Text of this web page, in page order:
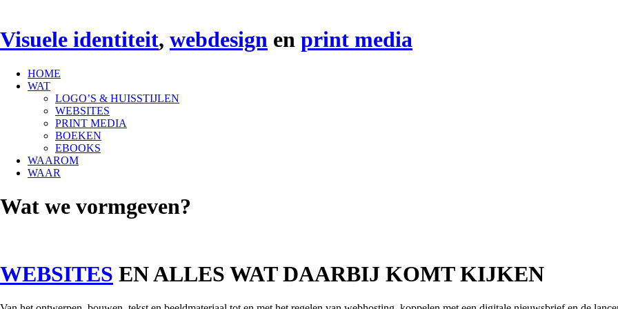
Visuele identiteit, webdesign en print media
HOME
WAT
LOGO’S & HUISSTIJLEN
WEBSITES
PRINT MEDIA
BOEKEN
EBOOKS
WAAROM
WAAR
Wat we vormgeven?
WEBSITES EN ALLES WAT DAARBIJ KOMT KIJKEN